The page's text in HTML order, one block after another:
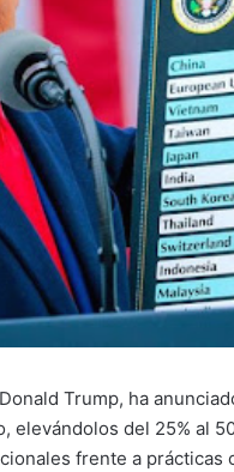
Trump, ha
elevándolos del 25% al
frente a